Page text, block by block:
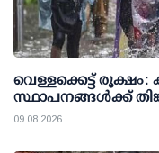
വെള്ളക്കെട്ട് രൂക്ഷം:
സ്ഥാപനങ്ങള്‍ക്ക്
09 08 2026